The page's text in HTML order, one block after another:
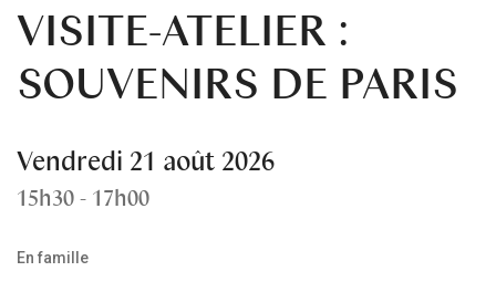
VISITE-ATELIER :
SOUVENIRS DE PARIS
Vendredi 21 août 2026
15h30 - 17h00
En famille